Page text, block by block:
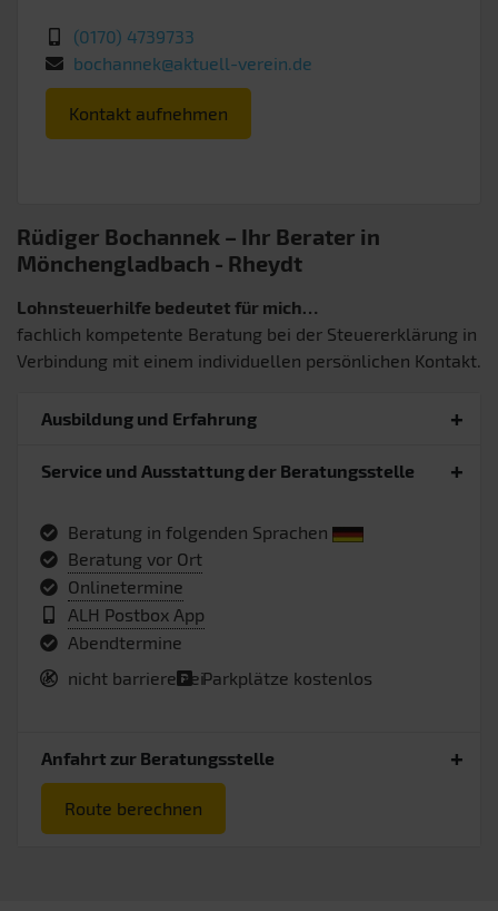
(0170) 4739733
bochannek@aktuell-verein.de
Kontakt aufnehmen
Rüdiger Bochannek – Ihr Berater in
Mönchengladbach - Rheydt
Lohnsteuerhilfe bedeutet für mich…
fachlich kompetente Beratung bei der Steuererklärung in
Verbindung mit einem individuellen persönlichen Kontakt.
Ausbildung und Erfahrung
Service und Ausstattung der Beratungsstelle
Beratung in folgenden Sprachen
Beratung vor Ort
Onlinetermine
ALH Postbox App
Abendtermine
nicht barrierefreiParkplätze kostenlos
Anfahrt zur Beratungsstelle
Route berechnen